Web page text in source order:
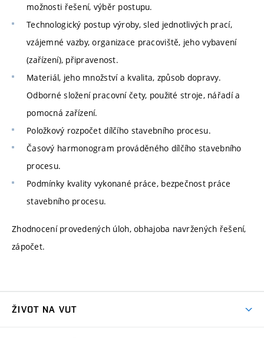
možnosti řešení, výběr postupu.
Technologický postup výroby, sled jednotlivých prací,
vzájemné vazby, organizace pracoviště, jeho vybavení
(zařízení), připravenost.
Materiál, jeho množství a kvalita, způsob dopravy.
Odborné složení pracovní čety, použité stroje, nářadí a
pomocná zařízení.
Položkový rozpočet dílčího stavebního procesu.
Časový harmonogram prováděného dílčího stavebního
procesu.
Podmínky kvality vykonané práce, bezpečnost práce
stavebního procesu.
Zhodnocení provedených úloh, obhajoba navržených řešení,
zápočet.
ŽIVOT NA VUT